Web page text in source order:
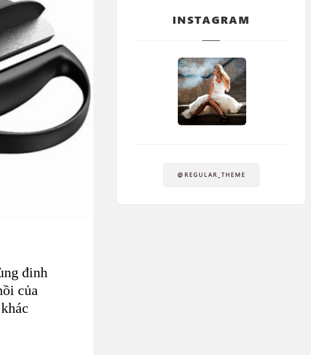
đinh
của
INSTAGRAM
@REGULAR_THEME